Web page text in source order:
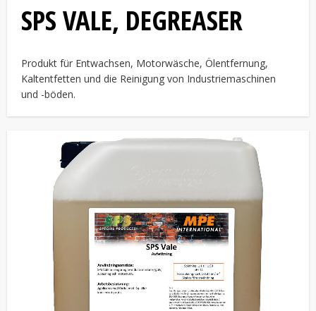
SPS VALE, DEGREASER
Produkt für Entwachsen, Motorwäsche, Ölentfernung,
Kaltentfetten und die Reinigung von Industriemaschinen
und -böden.